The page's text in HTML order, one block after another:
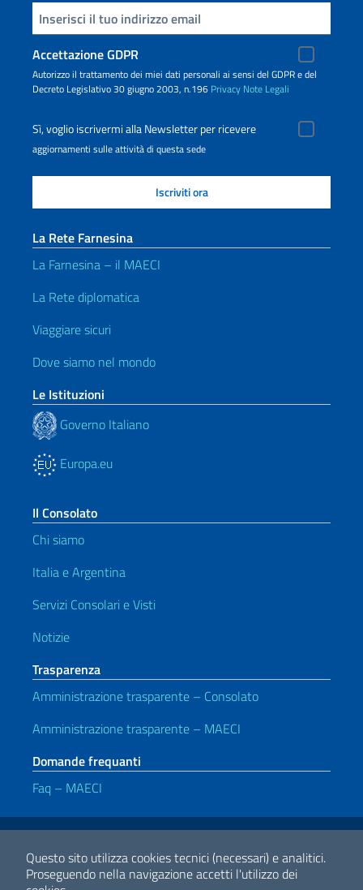
Questo sito utilizza cookies tecnici (necessari) e analitici.
Proseguendo nella navigazione accetti l'utilizzo dei
Inserisci la tua email
Accettazione GDPR
Autorizzo il trattamento dei miei dati personali ai sensi del GDPR e del
Decreto Legislativo 30 giugno 2003, n.196 Privacy Note Legali
Sì, voglio iscrivermi alla Newsletter per ricevere
aggiornamenti sulle attività di questa sede
La Rete Farnesina
La Farnesina – il MAECI
La Rete diplomatica
Viaggiare sicuri
Dove siamo nel mondo
Le Istituzioni
Governo Italiano
Europa.eu
Il Consolato
Chi siamo
Italia e Argentina
Servizi Consolari e Visti
Notizie
Trasparenza
Amministrazione trasparente – Consolato
Amministrazione trasparente – MAECI
Domande frequanti
Faq – MAECI
Link Utili